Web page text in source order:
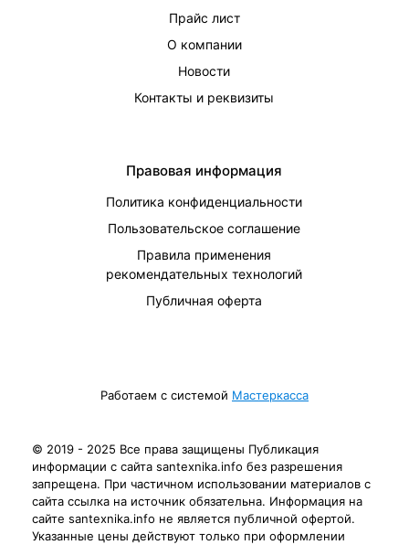
Прайс лист
О компании
Новости
Контакты и реквизиты
Правовая информация
Политика конфиденциальности
Пользовательское соглашение
Правила применения
рекомендательных технологий
Публичная оферта
Работаем с системой Мастеркасса
© 2019 - 2025 Все права защищены Публикация
информации с сайта santexnika.info без разрешения
запрещена. При частичном использовании материалов с
сайта ссылка на источник обязательна. Информация на
сайте santexnika.info не является публичной офертой.
Указанные цены действуют только при оформлении